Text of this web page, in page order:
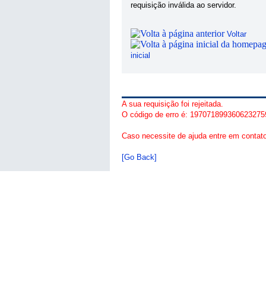
requisição inválida ao servidor.
Voltar
inicial
A sua requisição foi rejeitada.
O código de erro é:
Caso necessite de ajuda entre em
[Go Back]